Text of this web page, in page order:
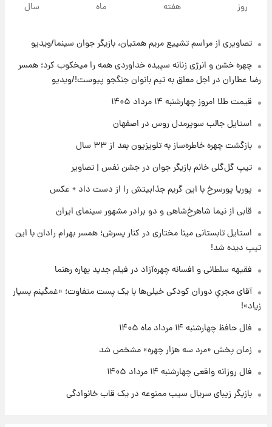
هسته‌ای در آسمان ظاهر شد
۱۵ ساعت پیش
کرد
۱۶ ساعت پیش
۱۴۰۵/ نرخ‌ها ثابت ماند؟ +جدول
علی مطهری: اجرای کامل تفاهم‌نامه اسلام‌آباد،
۱۷ ساعت پیش
واکنش تند تاکر کارلسون به حمله آمریکا به
مدرسه میناب؛ «باید سیلی محکمی به صورت
۱۷ ساعت پیش
۱۴۰۵/کاهش قیمت طلا و سکه
روز هفته ماه سال
تصاویری از مراسم تشییع مریم همتیان، بازیگر جوان سینما/ویدیو
چهره خشن و انرژی زنانه سپیده خداوردی همه را میخکوب کرد؛ همسر
رضا عطاران در اجل معلق به تیم بانوان جنگجو پیوست!/ویدیو
قیمت طلا امروز چهارشنبه ۱۴ مرداد ۱۴۰۵
استایل جالب سوپرمدل روس در اصفهان
بازگشت چهره خاطره‌ساز به تلویزیون بعد از ۳۳ سال
تیپ گل‌گلی خانم بازیگر جوان در جشن نفس | تصاویر
پوریا پورسرخ با این گریم جذابیتش را از دست داد + عکس
قابی از نیما شاهرخ‌شاهی و دو برادر مشهور سینمای ایران
استایل تابستانی مینا مختاری در کنار پسرش؛ همسر بهرام رادان با این
تیپ دیده شد!
فقیهه سلطانی و افسانه چهره‌آزاد در فیلم جدید بهاره رهنما
آقای مجریِ دوران کودکی خیلی‌ها با یک پست متفاوت؛ «غمگینم بسیار
زیاد»!
فال حافظ چهارشنبه ۱۴ مرداد ماه ۱۴۰۵
زمان پخش «مرد سه هزار چهره» مشخص شد
فال روزانه واقعی چهارشنبه ۱۴ مرداد ۱۴۰۵
بازیگر زیبای سریال سیب ممنوعه در یک قاب خانوادگی